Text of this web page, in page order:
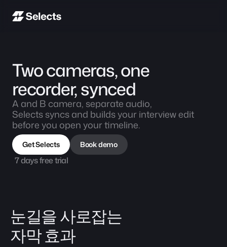
Two cameras, one
recorder, synced
A and B camera, separate audio,
Selects syncs and builds your interview edit
before you open your timeline.
Get Selects Book demo
7 days free trial
눈길을 사로잡는
자막 효과